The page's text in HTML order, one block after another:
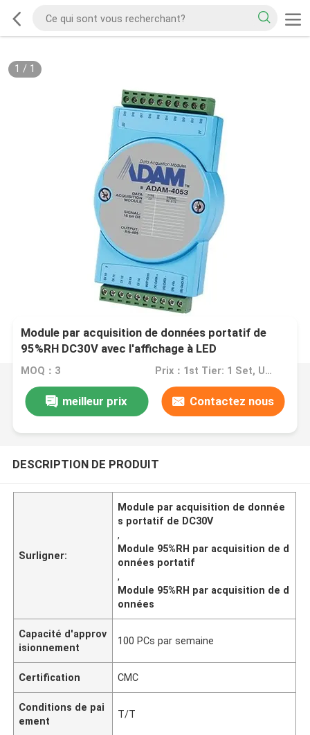
1 / 1
Module par acquisition de données portatif de
95%RH DC30V avec l'affichage à LED
MOQ：3 Prix：1st Tier: 1 Set, Unit Price USD 3.00 2nd Tier: 2-5 Sets, Unit Price USD 2.00 3rd Tier: Over 5 Sets, Unit Price USD 1.00
meilleur prix Contactez nous
DESCRIPTION DE PRODUIT
Surligner:
Module par acquisition de donnée
s portatif de DC30V
,
Module 95%RH par acquisition de d
onnées portatif
,
Module 95%RH par acquisition de d
onnées
Capacité d'approv
isionnement
100 PCs par semaine
Certification CMC
Conditions de pai
ement
T/T